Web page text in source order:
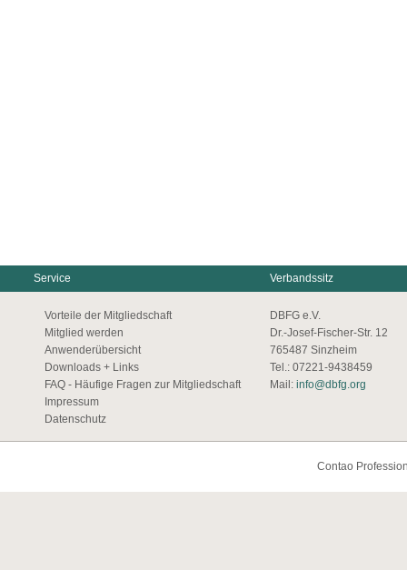
Service
Vorteile der Mitgliedschaft
Mitglied werden
Anwenderübersicht
Downloads + Links
FAQ - Häufige Fragen zur Mitgliedschaft
Impressum
Datenschutz
Verbandssitz
DBFG e.V.
Dr.-Josef-Fischer-Str. 12
765487 Sinzheim
Tel.: 07221-9438459
Mail: info@dbfg.org
Contao